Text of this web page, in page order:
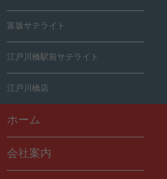
富坂サテライト
江戸川橋駅前サテライト
江戸川橋店
ホーム
会社案内